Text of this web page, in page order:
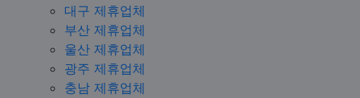
대구 제휴업체
부산 제휴업체
울산 제휴업체
광주 제휴업체
충남 제휴업체